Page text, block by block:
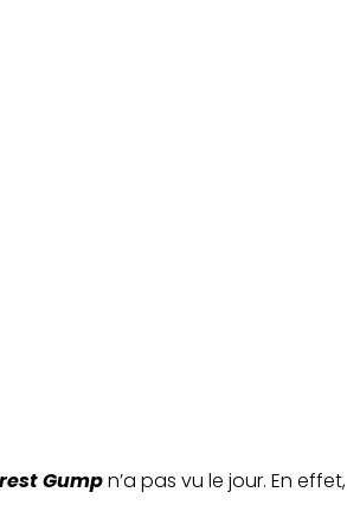
Gumpn’a pas vu le jour. En effet,